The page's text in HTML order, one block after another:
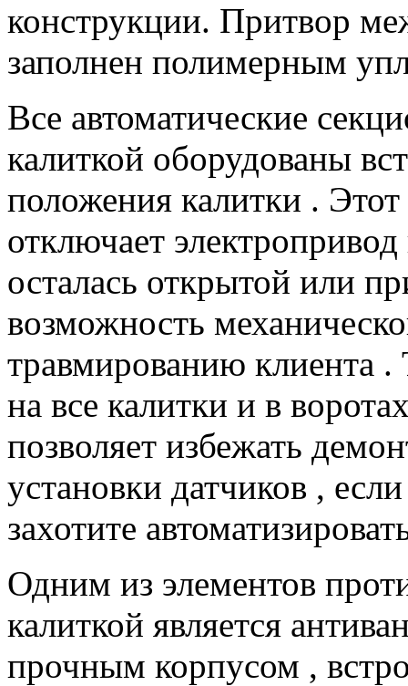
конструкции. Притвор
заполнен полимерным
Все автоматические
калиткой оборудованы
положения калитки . Этот
отключает
осталась открытой или
возможность
травмированию клиента .
на все калитки и в
позволяет избежать
установки датчиков ,
захотите
Одним из элементов
калиткой является
прочным корпусом ,